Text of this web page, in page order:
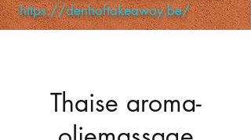
https://denhoftakeaway.be/
Thaise aroma-